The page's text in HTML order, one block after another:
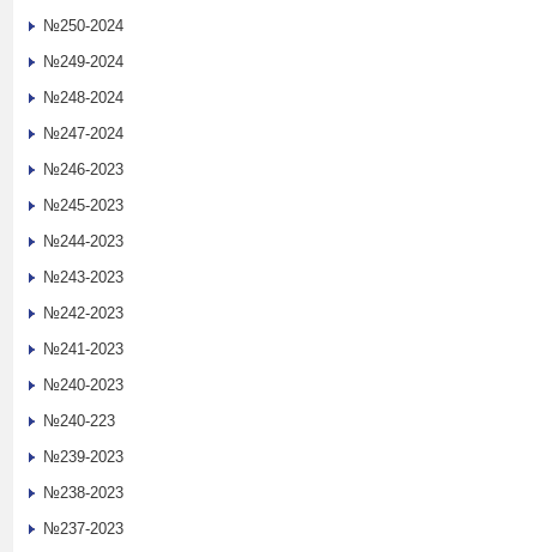
№250-2024
№249-2024
№248-2024
№247-2024
№246-2023
№245-2023
№244-2023
№243-2023
№242-2023
№241-2023
№240-2023
№240-223
№239-2023
№238-2023
№237-2023